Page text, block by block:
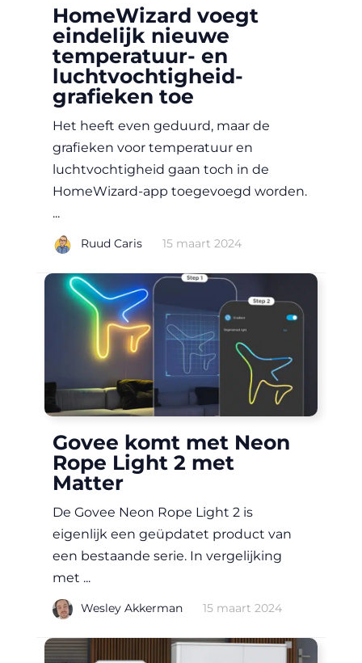
HomeWizard voegt
eindelijk nieuwe
temperatuur- en
luchtvochtigheid-
grafieken toe
Het heeft even geduurd, maar de
grafieken voor temperatuur en
luchtvochtigheid gaan toch in de
HomeWizard-app toegevoegd worden.
...
Ruud Caris 15 maart 2024
Govee komt met Neon
Rope Light 2 met
Matter
De Govee Neon Rope Light 2 is
eigenlijk een geüpdatet product van
een bestaande serie. In vergelijking
met ...
Wesley Akkerman 15 maart 2024